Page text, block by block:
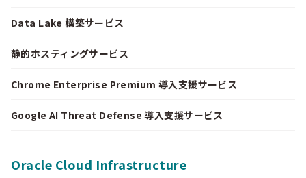
Data Lake 構築サービス
静的ホスティングサービス
Chrome Enterprise Premium 導入支援サービス
Google AI Threat Defense 導入支援サービス
Oracle Cloud Infrastructure